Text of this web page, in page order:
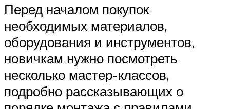
Перед началом покупок
необходимых материалов,
оборудования и инструментов,
новичкам нужно посмотреть
несколько мастер-классов,
подробно рассказывающих о